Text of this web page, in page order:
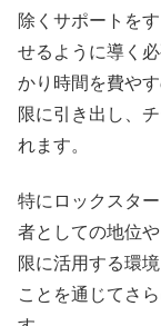
除くサポートを
せるように導く
かり時間を費や
限に引き出し、
れます。
特にロックスタ
者としての地位
限に活用する環
ことを通じてさ